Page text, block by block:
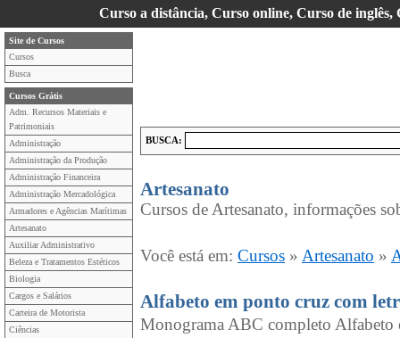
Curso a distância, Curso online, Curso de
Site de Cursos
Cursos
Busca
Cursos Grátis
Adm. Recursos Materiais e
Patrimoniais
Administração
Administração da Produção
Administração Financeira
Administração Mercadológica
Armadores e Agências Marítimas
Artesanato
Auxiliar Administrativo
Beleza e Tratamentos Estéticos
Biologia
Cargos e Salários
Carteira de Motorista
Ciências
BUSCA:
Artesanato
Cursos de Artesanato, informações
Você está em: Cursos » Artesanato »
Alfabeto em ponto cruz com
Monograma ABC completo Alfabeto